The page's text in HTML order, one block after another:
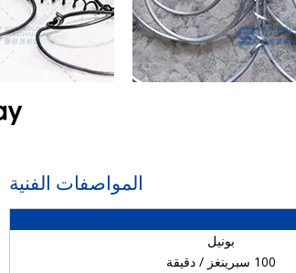
المواصفات الفنية
بونيل
100 سبرينغز / دقيقة